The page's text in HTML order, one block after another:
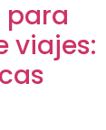
viajes: